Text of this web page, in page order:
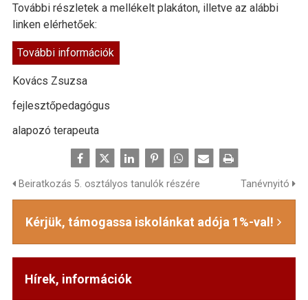
További részletek a mellékelt plakáton, illetve az alábbi
linken elérhetőek:
További információk
Kovács Zsuzsa
fejlesztőpedagógus
alapozó terapeuta
Beiratkozás 5. osztályos tanulók részére Tanévnyitó
Kérjük, támogassa iskolánkat adója 1%-val!
Hírek, információk